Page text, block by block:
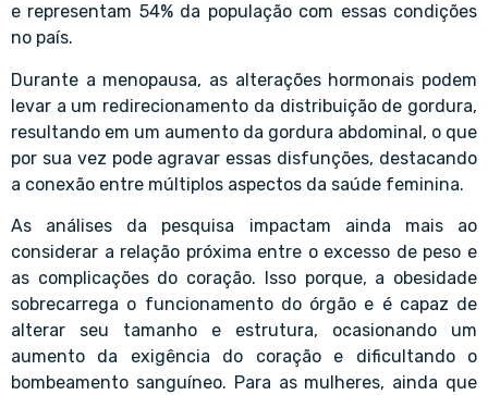
e representam 54% da população com essas condições
no país.
Durante a menopausa, as alterações hormonais podem
levar a um redirecionamento da distribuição de gordura,
resultando em um aumento da gordura abdominal, o que
por sua vez pode agravar essas disfunções, destacando
a conexão entre múltiplos aspectos da saúde feminina.
As análises da pesquisa impactam ainda mais ao
considerar a relação próxima entre o excesso de peso e
as complicações do coração. Isso porque, a obesidade
sobrecarrega o funcionamento do órgão e é capaz de
alterar seu tamanho e estrutura, ocasionando um
aumento da exigência do coração e dificultando o
bombeamento sanguíneo. Para as mulheres, ainda que